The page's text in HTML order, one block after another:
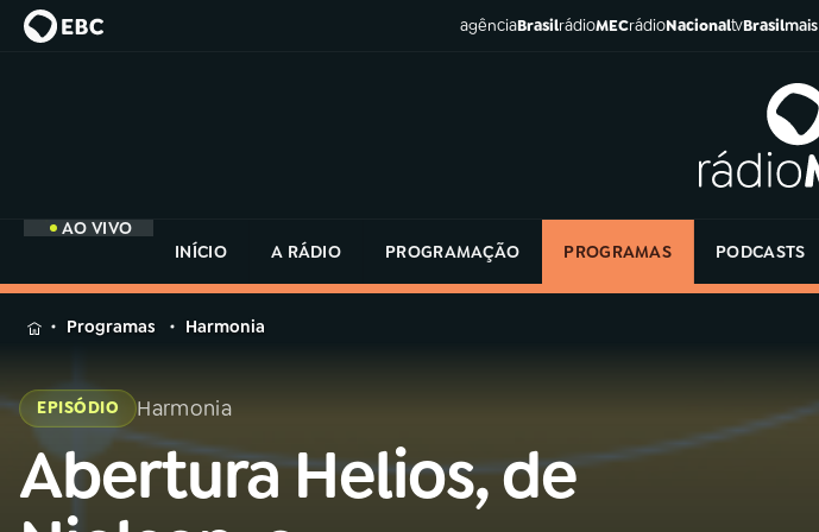
agênciaBrasilrádioMECrádioNacionaltvBrasilmais
AO VIVO
INÍCIO
A RÁDIO PROGRAMAÇÃO PROGRAMAS PODCASTS
MENU
Buscar
na
Rádio
Início
na
Rádio
MEC
Programas Harmonia
EPISÓDIO Harmonia
Abertura Helios, de